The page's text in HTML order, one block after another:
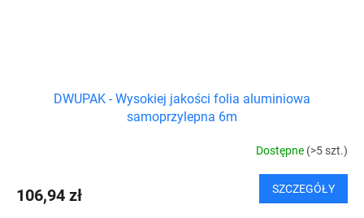
DWUPAK - Wysokiej jakości folia aluminiowa
samoprzylepna 6m
Dostępne (>5 szt.)
106,94 zł SZCZEGÓŁY